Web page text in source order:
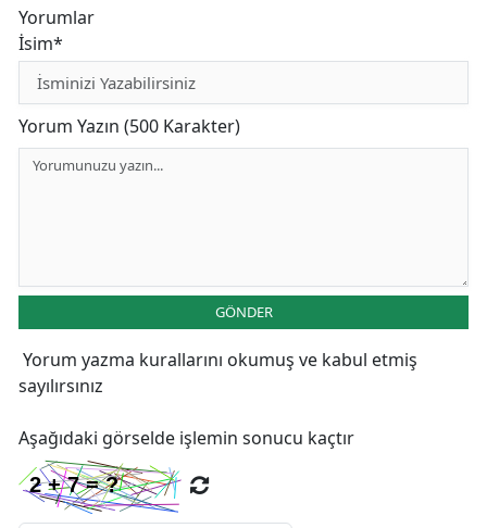
Yorumlar
İsim*
Yorum Yazın (500 Karakter)
GÖNDER
Yorum yazma kurallarını okumuş ve kabul etmiş
sayılırsınız
Aşağıdaki görselde işlemin sonucu kaçtır